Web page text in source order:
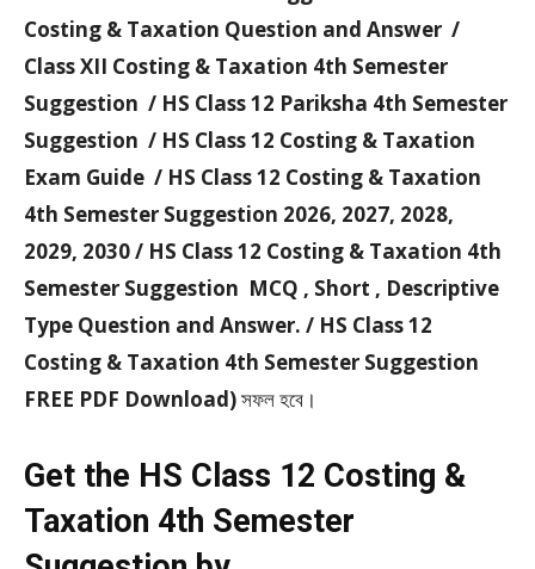
Costing & Taxation Question and Answer /
Class XII Costing & Taxation 4th Semester
Suggestion / HS Class 12 Pariksha 4th Semester
Suggestion / HS Class 12 Costing & Taxation
Exam Guide / HS Class 12 Costing & Taxation
4th Semester Suggestion 2026, 2027, 2028,
2029, 2030 / HS Class 12 Costing & Taxation 4th
Semester Suggestion MCQ , Short , Descriptive
Type Question and Answer. / HS Class 12
Costing & Taxation 4th Semester Suggestion
FREE PDF Download)সফল হবে।
Get the HS Class 12 Costing &
Taxation 4th Semester